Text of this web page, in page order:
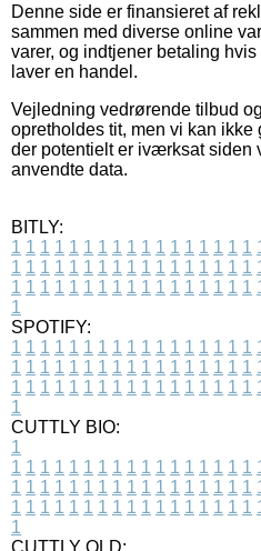
Denne side er finansieret af
sammen med diverse online
varer, og indtjener betaling
laver en handel.
Vejledning vedrørende tilbud
opretholdes tit, men vi kan
der potentielt er iværksat siden
anvendte data.
BITLY:
1 1 1 1 1 1 1 1 1 1 1 1 1 1 1 1 1
1 1 1 1 1 1 1 1 1 1 1 1 1 1 1 1 1
1 1 1 1 1 1 1 1 1 1 1 1 1 1 1 1 1
1
SPOTIFY:
1 1 1 1 1 1 1 1 1 1 1 1 1 1 1 1 1
1 1 1 1 1 1 1 1 1 1 1 1 1 1 1 1 1
1 1 1 1 1 1 1 1 1 1 1 1 1 1 1 1 1
1
CUTTLY BIO:
1
1 1 1 1 1 1 1 1 1 1 1 1 1 1 1 1 1
1 1 1 1 1 1 1 1 1 1 1 1 1 1 1 1 1
1 1 1 1 1 1 1 1 1 1 1 1 1 1 1 1 1
1
CUTTLY OLD: